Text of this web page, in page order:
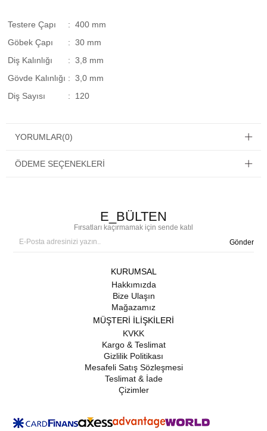
Testere Çapı
: 400 mm
Göbek Çapı
: 30 mm
Diş Kalınlığı
: 3,8 mm
Gövde Kalınlığı : 3,0 mm
Diş Sayısı
: 120
YORUMLAR(0)
ÖDEME SEÇENEKLERI
E_BÜLTEN
Fırsatları kaçırmamak için sende katıl
Gönder
KURUMSAL
Hakkımızda
Bize Ulaşın
Mağazamız
MÜŞTERİ İLİŞKİLERİ
KVKK
Kargo & Teslimat
Gizlilik Politikası
Mesafeli Satış Sözleşmesi
Teslimat & İade
Çizimler